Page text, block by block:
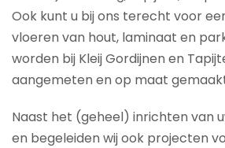
Ook kunt u bij ons terecht voor
vloeren van hout, laminaat en
worden bij Kleij Gordijnen en
aangemeten en op maat
Naast het (geheel) inrichten van
en begeleiden wij ook projecten